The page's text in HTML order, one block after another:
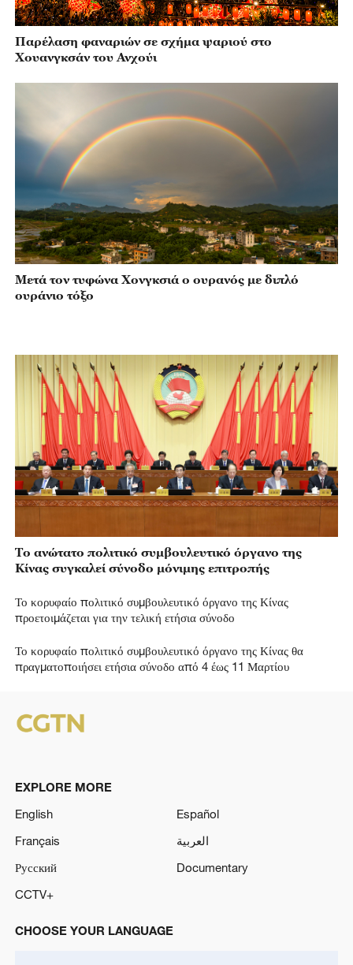
Παρέλαση φαναριών σε σχήμα ψαριού στο
Χουανγκσάν του Ανχούι
Μετά τον τυφώνα Χονγκσιά ο ουρανός με διπλό
ουράνιο τόξο
Το ανώτατο πολιτικό συμβουλευτικό όργανο της
Κίνας συγκαλεί σύνοδο μόνιμης επιτροπής
Το κορυφαίο πολιτικό συμβουλευτικό όργανο της Κίνας
προετοιμάζεται για την τελική ετήσια σύνοδο
Το κορυφαίο πολιτικό συμβουλευτικό όργανο της Κίνας θα
πραγματοποιήσει ετήσια σύνοδο από 4 έως 11 Μαρτίου
EXPLORE MORE
English
Español
Français
العربية
Русский
Documentary
CCTV+
CHOOSE YOUR LANGUAGE